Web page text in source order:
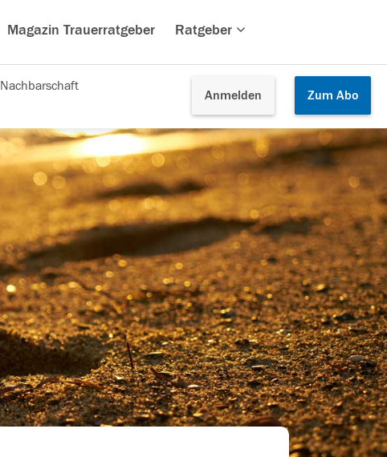
Magazin Trauerratgeber Ratgeber
Anmelden Zum Abo
Nachbarschaft